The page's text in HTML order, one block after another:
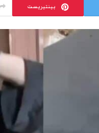
بينتيريست